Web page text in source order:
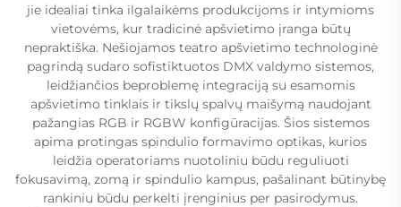
jie idealiai tinka ilgalaikėms produkcijoms ir intymioms
vietovėms, kur tradicinė apšvietimo įranga būtų
nepraktiška. Nešiojamos teatro apšvietimo technologinė
pagrindą sudaro sofistiktuotos DMX valdymo sistemos,
leidžiančios beproblemę integraciją su esamomis
apšvietimo tinklais ir tikslų spalvų maišymą naudojant
pažangias RGB ir RGBW konfigūracijas. Šios sistemos
apima protingas spindulio formavimo optikas, kurios
leidžia operatoriams nuotoliniu būdu reguliuoti
fokusavimą, zomą ir spindulio kampus, pašalinant būtinybę
rankiniu būdu perkelti įrenginius per pasirodymus.